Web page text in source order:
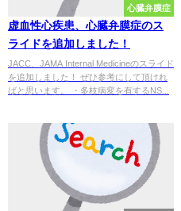
心臓弁膜症
虚血性心疾患、心臓弁膜症のス
ライドを追加しました！
JACC、JAMA Internal Medicineのスライド
を追加しました！ ぜひ参考にして頂けれ
ばと思います。 ・多枝病変を有するNS...